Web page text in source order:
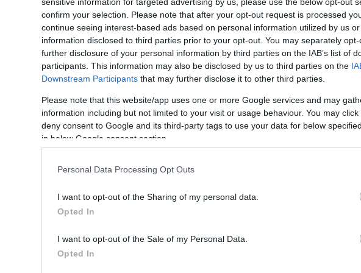
confirm your selection. Please note that after your opt-out request is processed
continue seeing interest-based ads based on personal information utilized by us
information disclosed to third parties prior to your opt-out. You may separately
further disclosure of your personal information by third parties on the IAB’s list of
participants. This information may also be disclosed by us to third parties on the
Downstream Participants that may further disclose it to other third parties.
Please note that this website/app uses one or more Google services and may
information including but not limited to your visit or usage behaviour. You may
deny consent to Google and its third-party tags to use your data for below
in below Google consent section.
Personal Data Processing Opt Outs
I want to opt-out of the Sharing of my personal data.
Opted In
I want to opt-out of the Sale of my Personal Data.
Opted In
Με τη δημιουργία
ψωνίζεις πιο γρήγορα, να
αρχείο των παραγγελιών
ΠΕΛΆΤΗΣ
Ξέχασες τον κωδικό σου;